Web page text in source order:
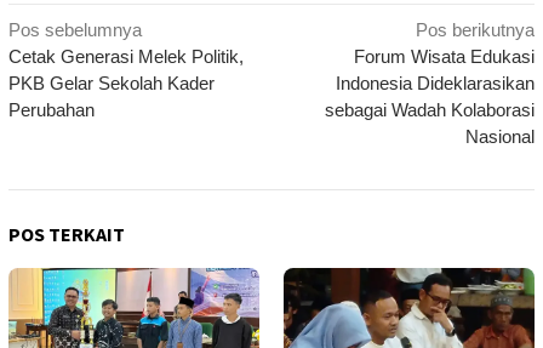
Navigasi
pos
Pos sebelumnya
Cetak Generasi Melek Politik,
PKB Gelar Sekolah Kader
Perubahan
Pos berikutnya
Forum Wisata Edukasi
Indonesia Dideklarasikan
sebagai Wadah Kolaborasi
Nasional
POS TERKAIT